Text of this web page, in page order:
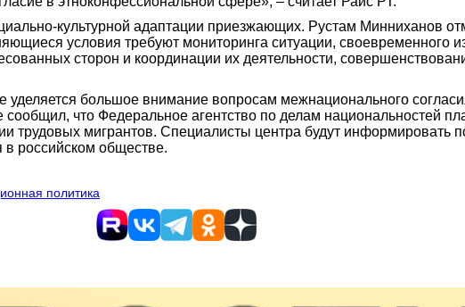
культурной адаптации приезжающих. Рустам Минниханов
условия требуют мониторинга ситуации, своевременного
сторон и координации их деятельности,
уделяется большое внимание вопросам межнационального
что Федеральное агентство по делам национальностей
трудовых мигрантов. Специалисты центра будут информировать
российском обществе.
политика